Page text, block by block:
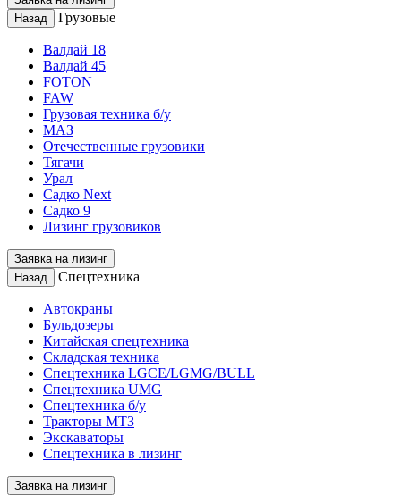
Назад
Грузовые
Валдай 18
Валдай 45
FOTON
FAW
Грузовая техника б/у
МАЗ
Отечественные грузовики
Тягачи
Урал
Садко Next
Садко 9
Лизинг грузовиков
Заявка на лизинг
Назад
Спецтехника
Автокраны
Бульдозеры
Китайская спецтехника
Складская техника
Спецтехника LGCE/LGMG/BULL
Спецтехника UMG
Спецтехника б/у
Тракторы МТЗ
Экскаваторы
Спецтехника в лизинг
Заявка на лизинг